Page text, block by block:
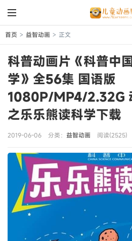
首页 > 益智动画 > 正文
科普动画片《科普中
学》全56集 国语版
1080P/MP4/2.32G
之乐乐熊读科学下载
2019-06-06 分类： 益智动画 阅读(2525)